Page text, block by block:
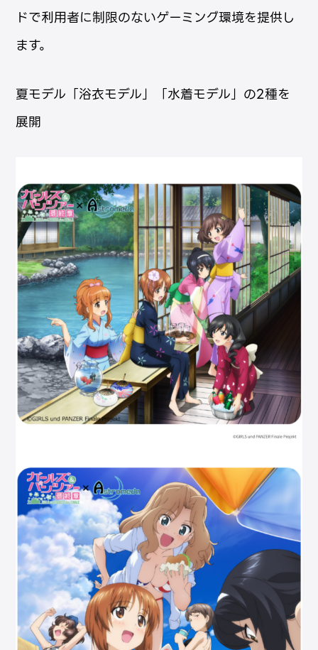
ドで利用者に制限のないゲーミング環境を提供し
ます。
夏モデル「浴衣モデル」「水着モデル」の2種を
展開